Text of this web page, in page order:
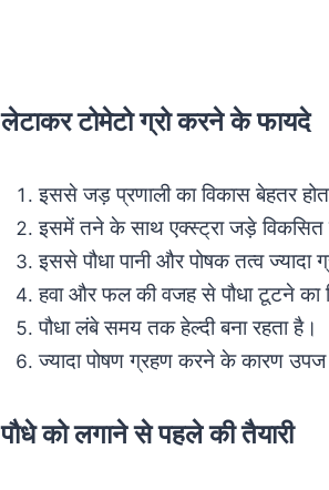
लेटाकर टोमेटो ग्रो करने के फायदे
इससे जड़ प्रणाली का विकास बेहतर
इसमें तने के साथ एक्स्ट्रा जड़े विकसित
इससे पौधा पानी और पोषक तत्व ज्यादा
हवा और फल की वजह से पौधा टूटने का
पौधा लंबे समय तक हेल्दी बना रहता है।
ज्यादा पोषण ग्रहण करने के कारण उपज
पौधे को लगाने से पहले की तैयारी